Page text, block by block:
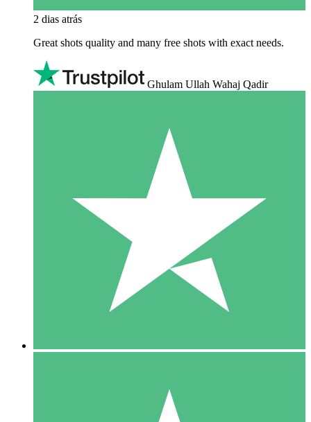
2 dias atrás
Great shots quality and many free shots with exact needs.
Ghulam Ullah Wahaj Qadir